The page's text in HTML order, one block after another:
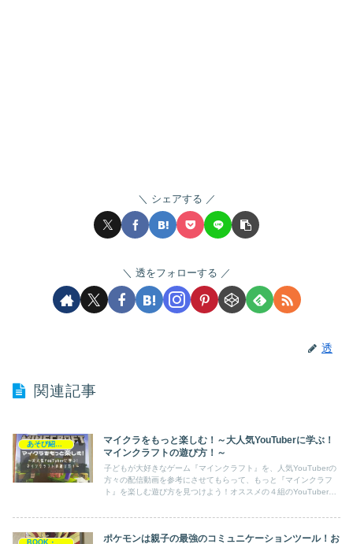
シェアする
透をフォローする
透
関連記事
マイクラをもっと楽しむ！～大人気YouTuberに学ぶ！
マインクラフトの遊び方！～
子どもが大好きなゲーム『マインクラフト』を、人気YouTuberの
方々の配信動画を参考にさせてもらって、もっと『マインクラフ
ト』を楽しむ遊び方を見つけよう！オススメの４組のYouTuberの
ポケモンは親子の最強のコミュニケーションツール！お